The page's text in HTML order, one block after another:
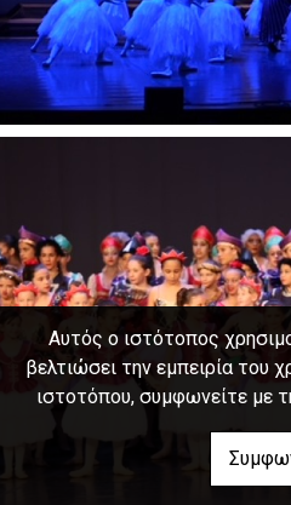
Αυτός ο ιστότοπος
βελτιώσει την εμπειρία του
ιστοτόπου, συμφωνείτε με